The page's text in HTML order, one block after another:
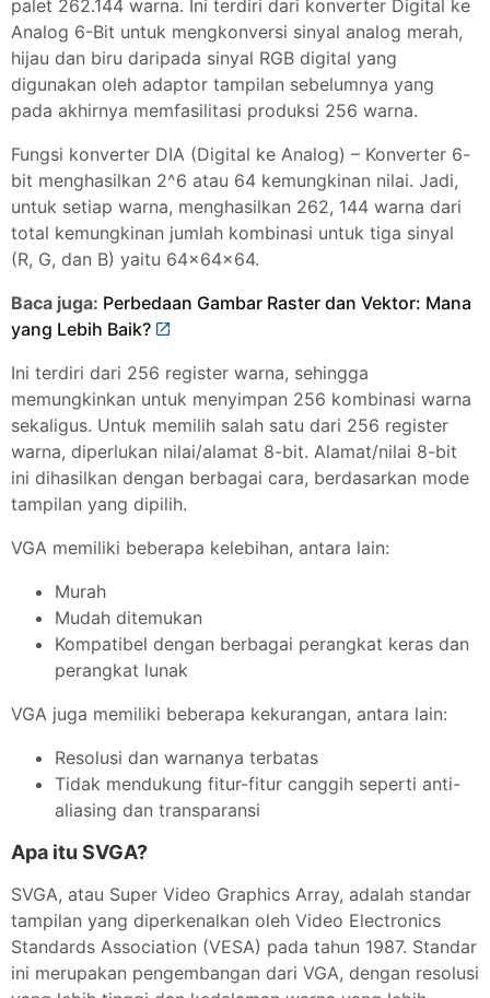
palet 262.144 warna. Ini terdiri dari konverter Digital ke
Analog 6-Bit untuk mengkonversi sinyal analog merah,
hijau dan biru daripada sinyal RGB digital yang
digunakan oleh adaptor tampilan sebelumnya yang
pada akhirnya memfasilitasi produksi 256 warna.
Fungsi konverter DIA (Digital ke Analog) – Konverter 6-
bit menghasilkan 2^6 atau 64 kemungkinan nilai. Jadi,
untuk setiap warna, menghasilkan 262, 144 warna dari
total kemungkinan jumlah kombinasi untuk tiga sinyal
(R, G, dan B) yaitu 64x64x64.
Baca juga: Perbedaan Gambar Raster dan Vektor: Mana
yang Lebih Baik?
Ini terdiri dari 256 register warna, sehingga
memungkinkan untuk menyimpan 256 kombinasi warna
sekaligus. Untuk memilih salah satu dari 256 register
warna, diperlukan nilai/alamat 8-bit. Alamat/nilai 8-bit
ini dihasilkan dengan berbagai cara, berdasarkan mode
tampilan yang dipilih.
VGA memiliki beberapa kelebihan, antara lain:
Murah
Mudah ditemukan
Kompatibel dengan berbagai perangkat keras dan
perangkat lunak
VGA juga memiliki beberapa kekurangan, antara lain:
Resolusi dan warnanya terbatas
Tidak mendukung fitur-fitur canggih seperti anti-
aliasing dan transparansi
Apa itu SVGA?
SVGA, atau Super Video Graphics Array, adalah standar
tampilan yang diperkenalkan oleh Video Electronics
Standards Association (VESA) pada tahun 1987. Standar
ini merupakan pengembangan dari VGA, dengan resolusi